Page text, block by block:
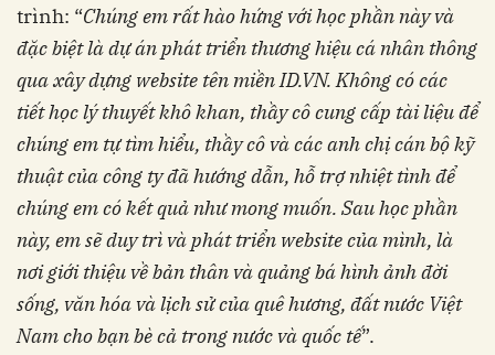
trình: “Chúng em rất hào hứng với học phần này và
đặc biệt là dự án phát triển thương hiệu cá nhân thông
qua xây dựng website tên miền ID.VN. Không có các
tiết học lý thuyết khô khan, thầy cô cung cấp tài liệu để
chúng em tự tìm hiểu, thầy cô và các anh chị cán bộ kỹ
thuật của công ty đã hướng dẫn, hỗ trợ nhiệt tình để
chúng em có kết quả như mong muốn. Sau học phần
này, em sẽ duy trì và phát triển website của mình, là
nơi giới thiệu về bản thân và quảng bá hình ảnh đời
sống, văn hóa và lịch sử của quê hương, đất nước Việt
Nam cho bạn bè cả trong nước và quốc tế”.